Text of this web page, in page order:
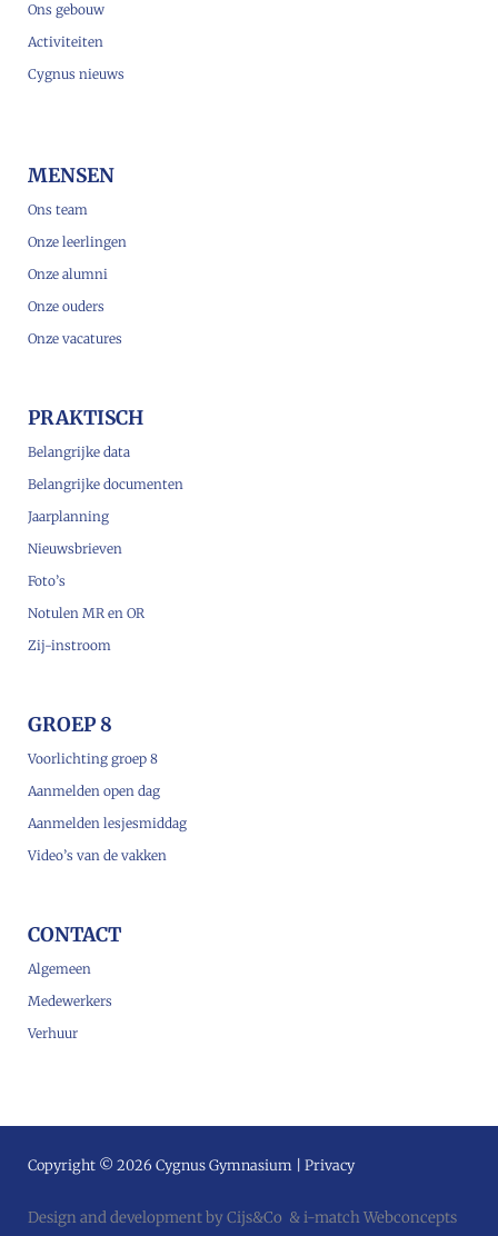
Ons gebouw
Activiteiten
Cygnus nieuws
MENSEN
Ons team
Onze leerlingen
Onze alumni
Onze ouders
Onze vacatures
PRAKTISCH
Belangrijke data
Belangrijke documenten
Jaarplanning
Nieuwsbrieven
Foto’s
Notulen MR en OR
Zij-instroom
GROEP 8
Voorlichting groep 8
Aanmelden open dag
Aanmelden lesjesmiddag
Video’s van de vakken
CONTACT
Algemeen
Medewerkers
Verhuur
Copyright © 2026 Cygnus Gymnasium | Privacy
Design and development by Cijs&Co &i-match Webconcepts